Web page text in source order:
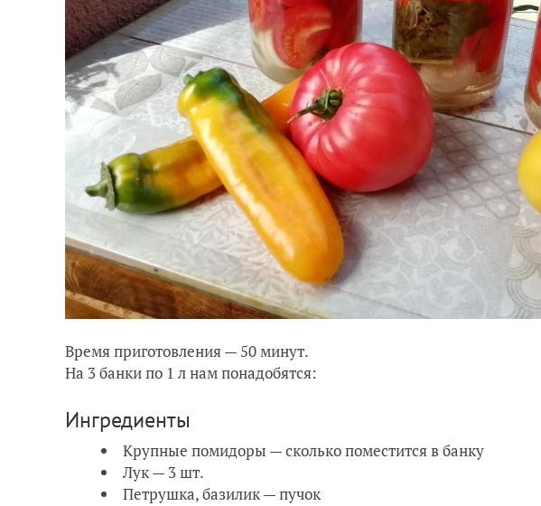
Время приготовления — 50 минут.
На 3 банки по 1 л нам понадобятся:
Ингредиенты
Крупные помидоры — сколько поместится в банку
Лук — 3 шт.
Петрушка, базилик — пучок